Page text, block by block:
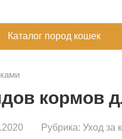
Каталог пород кошек
кормов
Рубрика: Уход за